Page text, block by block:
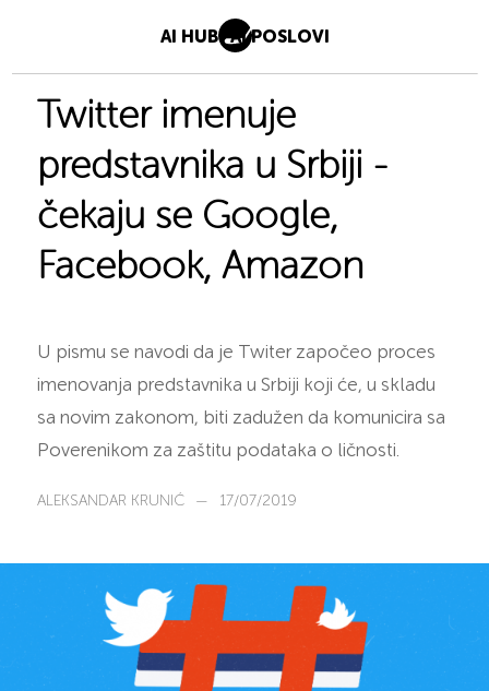
AI HUB AI POSLOVI
Twitter imenuje
predstavnika u Srbiji -
čekaju se Google,
Facebook, Amazon
U pismu se navodi da je Twiter započeo proces
imenovanja predstavnika u Srbiji koji će, u skladu
sa novim zakonom, biti zadužen da komunicira sa
Poverenikom za zaštitu podataka o ličnosti.
ALEKSANDAR KRUNIĆ — 17/07/2019